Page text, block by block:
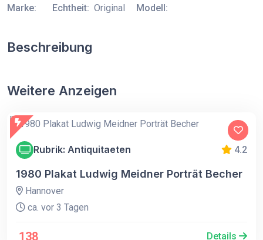
Marke: Echtheit: Original Modell:
Beschreibung
Weitere Anzeigen
Rubrik: Antiquitaeten 4.2
1980 Plakat Ludwig Meidner Porträt Becher
Hannover
ca. vor 3 Tagen
138 Details